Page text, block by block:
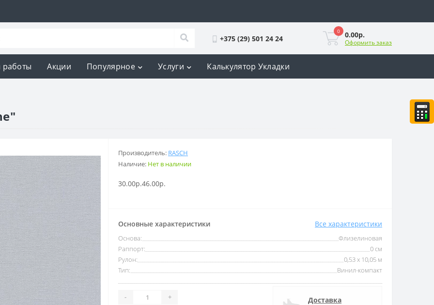
+375 (29) 501 24 24
0 0.00р.
Оформить заказ
Акции Популярное Услуги Калькулятор Укладки
Производитель: RASCH
Наличие: Нет в наличии
30.00р.46.00р.
Основные характеристики Все характеристики
Основа:
Флизелиновая
Раппорт:
0 см
Рулон:
0,53 x 10,05 м
Тип:
Винил-компакт
- + Доставка